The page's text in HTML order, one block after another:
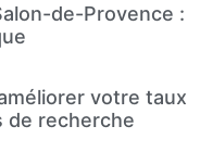
de-Provence :
votre taux
de recherche